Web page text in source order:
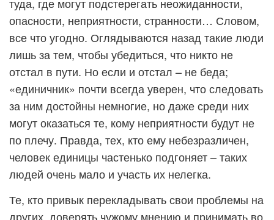
опасности, неприятности, странности… Словом,
все что угодно. Оглядываются назад такие люди
лишь за тем, чтобы убедиться, что никто не
отстал в пути. Но если и отстал – не беда;
«единичник» почти всегда уверен, что следовать
за ним достойны немногие, но даже среди них
могут оказаться те, кому неприятности будут не
по плечу. Правда, тех, кто ему небезразличен,
человек единицы частенько подгоняет – таких
людей очень мало и участь их нелегка.
Те, кто привык перекладывать свои проблемы на
других, доверять чужому мнению и принимать во